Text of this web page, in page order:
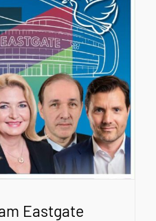
Eastgate